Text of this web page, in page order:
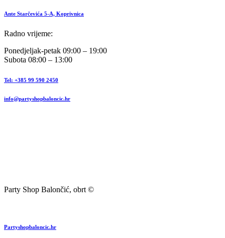
Ante Starčevića 5-A, Koprivnica
Radno vrijeme:
Ponedjeljak-petak 09:00 – 19:00
Subota 08:00 – 13:00
Tel: +385 99 590 2450
info@partyshopbaloncic.hr
Party Shop Balončić, obrt ©
Partyshopbaloncic.hr